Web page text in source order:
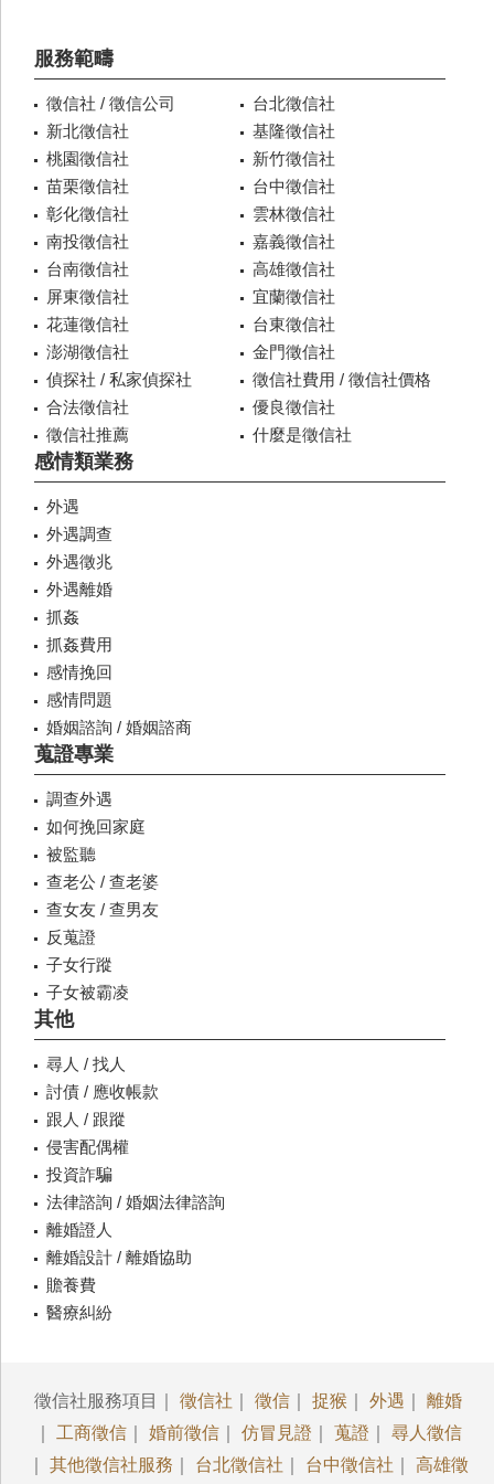
服務範疇
徵信社 / 徵信公司
台北徵信社
新北徵信社
基隆徵信社
桃園徵信社
新竹徵信社
苗栗徵信社
台中徵信社
彰化徵信社
雲林徵信社
南投徵信社
嘉義徵信社
台南徵信社
高雄徵信社
屏東徵信社
宜蘭徵信社
花蓮徵信社
台東徵信社
澎湖徵信社
金門徵信社
偵探社 / 私家偵探社
徵信社費用 / 徵信社價格
合法徵信社
優良徵信社
徵信社推薦
什麼是徵信社
感情類業務
外遇
外遇調查
外遇徵兆
外遇離婚
抓姦
抓姦費用
感情挽回
感情問題
婚姻諮詢 / 婚姻諮商
蒐證專業
調查外遇
如何挽回家庭
被監聽
查老公 / 查老婆
查女友 / 查男友
反蒐證
子女行蹤
子女被霸凌
其他
尋人 / 找人
討債 / 應收帳款
跟人 / 跟蹤
侵害配偶權
投資詐騙
法律諮詢 / 婚姻法律諮詢
離婚證人
離婚設計 / 離婚協助
贍養費
醫療糾紛
徵信社服務項目｜ 徵信社 徵信 捉猴 外遇
離婚
工商徵信 婚前徵信 仿冒見證 蒐證
尋人徵信
其他徵信社服務 台北徵信社 台中徵信社 高雄徵